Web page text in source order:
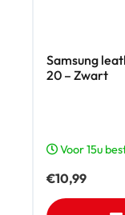
Samsung
20 – Zwart
Voor 15u
€10,99